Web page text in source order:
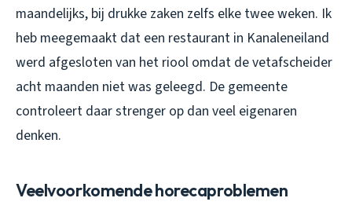
maandelijks, bij drukke zaken zelfs elke twee weken. Ik
heb meegemaakt dat een restaurant in Kanaleneiland
werd afgesloten van het riool omdat de vetafscheider
acht maanden niet was geleegd. De gemeente
controleert daar strenger op dan veel eigenaren
denken.
Veelvoorkomende horecaproblemen